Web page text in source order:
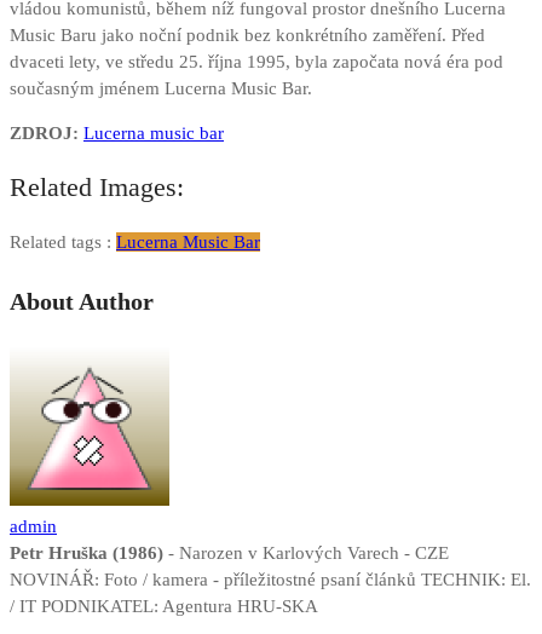
vládou komunistů, během níž fungoval prostor dnešního Lucerna
Music Baru jako noční podnik bez konkrétního zaměření. Před
dvaceti lety, ve středu 25. října 1995, byla započata nová éra pod
současným jménem Lucerna Music Bar.
ZDROJ: Lucerna music bar
Related Images:
Related tags : Lucerna Music Bar
About Author
admin
Petr Hruška (1986) - Narozen v Karlových Varech - CZE
NOVINÁŘ: Foto / kamera - příležitostné psaní článků TECHNIK: El.
/ IT PODNIKATEL: Agentura HRU-SKA